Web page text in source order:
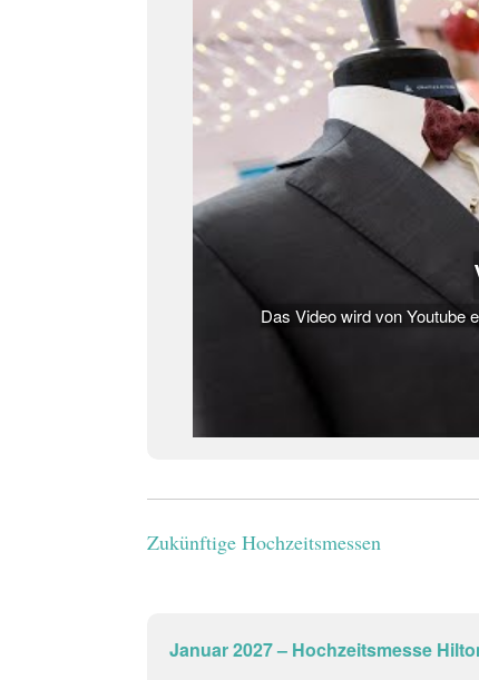
Das Video wird von Youtube
Zukünftige Hochzeitsmessen
Januar 2027 – Hochzeitsmesse